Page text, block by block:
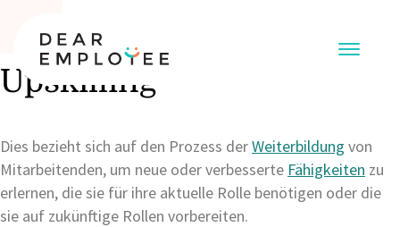
Upskilling
Dies bezieht sich auf den Prozess derWeiterbildung von
Mitarbeitenden, um neue oder verbesserte Fähigkeiten zu
erlernen, die sie für ihre aktuelle Rolle benötigen oder die
sie auf zukünftige Rollen vorbereiten.